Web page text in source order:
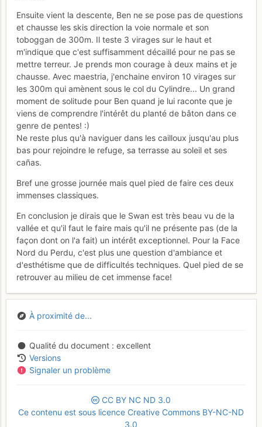
Ensuite vient la descente, Ben ne se pose pas de questions
et chausse les skis direction la voie normale et son
toboggan de 300m. Il teste 3 virages sur le haut et
m'indique que c'est suffisamment décaillé pour ne pas se
mettre terreur. Je prends mon courage à deux mains et je
chausse. Avec maestria, j'enchaine environ 10 virages sur
les 300m qui amènent sous le col du Cylindre... Un grand
moment de solitude pour Ben quand je lui raconte que je
viens de comprendre l'intérêt du planté de bâton dans ce
genre de pentes! :)
Ne reste plus qu'à naviguer dans les cailloux jusqu'au plus
bas pour rejoindre le refuge, sa terrasse au soleil et ses
cañas.
Bref une grosse journée mais quel pied de faire ces deux
immenses classiques.
En conclusion je dirais que le Swan est très beau vu de la
vallée et qu'il faut le faire mais qu'il ne présente pas (de la
façon dont on l'a fait) un intérêt exceptionnel. Pour la Face
Nord du Perdu, c'est plus une question d'ambiance et
d'esthétisme que de difficultés techniques. Quel pied de se
retrouver au milieu de cet immense face!
À proximité de...
Qualité du document
excellent
Versions
Signaler un problème
CC BY NC ND 3.0
Ce contenu est sous licence Creative Commons BY-NC-ND
3.0